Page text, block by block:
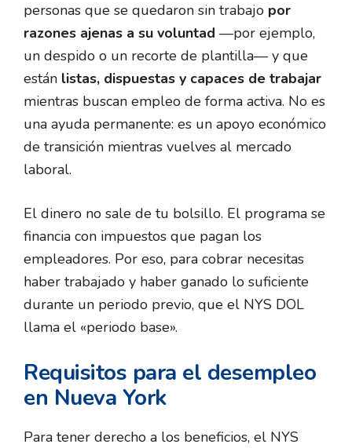
personas que se quedaron sin trabajo por
razones ajenas a su voluntad —por ejemplo,
un despido o un recorte de plantilla— y que
están listas, dispuestas y capaces de trabajar
mientras buscan empleo de forma activa. No es
una ayuda permanente: es un apoyo económico
de transición mientras vuelves al mercado
laboral.
El dinero no sale de tu bolsillo. El programa se
financia con impuestos que pagan los
empleadores. Por eso, para cobrar necesitas
haber trabajado y haber ganado lo suficiente
durante un periodo previo, que el NYS DOL
llama el «periodo base».
Requisitos para el desempleo
en Nueva York
Para tener derecho a los beneficios, el NYS